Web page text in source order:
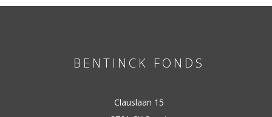
BENTINCK FONDS
Clauslaan 15